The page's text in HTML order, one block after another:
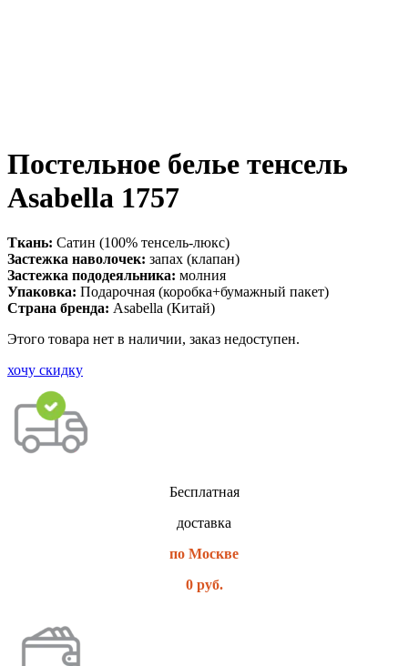
Постельное белье тенсель
Asabella 1757
Ткань: Сатин (100% тенсель-люкс)
Застежка наволочек: запах (клапан)
Застежка пододеяльника: молния
Упаковка: Подарочная (коробка+бумажный пакет)
Страна бренда: Asabella (Китай)
Этого товара нет в наличии, заказ недоступен.
хочу скидку
Бесплатная
доставка
по Москве
0 руб.